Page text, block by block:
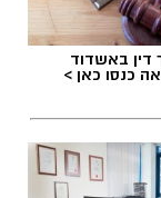
דין באשדוד
כנסו כאן >